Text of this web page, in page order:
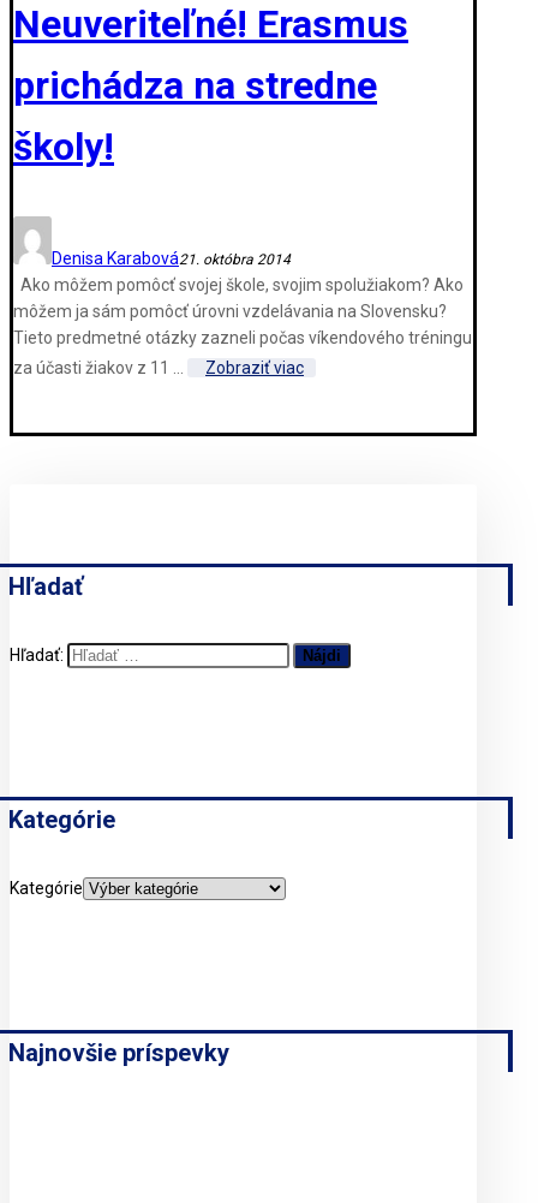
Neuveriteľné! Erasmus
prichádza na stredne
školy!
Denisa Karabová21. októbra 2014
Ako môžem pomôcť svojej škole, svojim spolužiakom? Ako
môžem ja sám pomôcť úrovni vzdelávania na Slovensku?
Tieto predmetné otázky zazneli počas víkendového tréningu
za účasti žiakov z 11 ...
Zobraziť viac
Hľadať
Hľadať:
Kategórie
Kategórie
Najnovšie príspevky